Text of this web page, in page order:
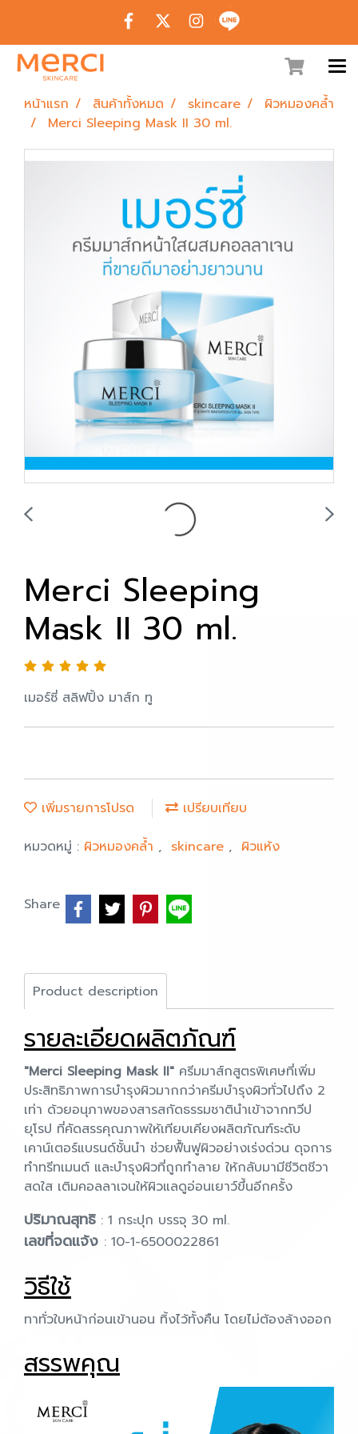
หน้าแรก สินค้าทั้งหมด skincare
ผิวหมองคล้ำ
Merci Sleeping Mask II 30 ml.
Merci Sleeping
Mask II 30 ml.
เมอร์ซี่ สลิฟปิ้ง มาส์ก ทู
เพิ่มรายการโปรด
เปรียบเทียบ
หมวดหมู่ : ผิวหมองคล้ำ , skincare , ผิวแห้ง
Share
Product description
รายละเอียดผลิตภัณฑ์
"Merci Sleeping Mask II" ครีมมาส์กสูตรพิเศษที่เพิ่ม
ประสิทธิภาพการบำรุงผิวมากกว่าครีมบำรุงผิวทั่วไปถึง 2
เท่า ด้วยอนุภาพของสารสกัดธรรมชาตินำเข้าจากทวีป
ยุโรป ที่คัดสรรคุณภาพให้เทียบเคียงผลิตภัณฑ์ระดับ
เคาน์เตอร์แบรนด์ชั้นนำ ช่วยฟื้นฟูผิวอย่างเร่งด่วน ดุจการ
ทำทรีทเมนต์ และบำรุงผิวที่ถูกทำลาย ให้กลับมามีชีวิตชีวา
สดใส เติมคอลลาเจนให้ผิวแลดูอ่อนเยาว์ขึ้นอีกครั้ง
ปริมาณสุทธิ : 1 กระปุก บรรจุ 30 ml.
เลขที่จดแจ้ง : 10-1-6500022861
วิธีใช้
ทาทั่วใบหน้าก่อนเข้านอน ทิ้งไว้ทั้งคืน โดยไม่ต้องล้างออก
สรรพคุณ